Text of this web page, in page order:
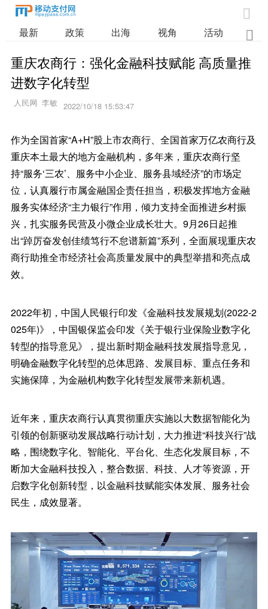

最新 政策 出海 视角 活动 业

重庆农商行：强化金融科技赋能 高质量推
进数字化转型
2022/10/18 15:53:47
作为全国首家“A+H”股上市农商行、全国首家万亿农商行及
重庆本土最大的地方金融机构，多年来，重庆农商行坚
持“服务‘三农’、服务中小企业、服务县域经济”的市场定
位，认真履行市属金融国企责任担当，积极发挥地方金融
服务实体经济“主力银行”作用，倾力支持全面推进乡村振
兴，扎实服务民营及小微企业成长壮大。9月26日起推
出“踔厉奋发创佳绩笃行不怠谱新篇”系列，全面展现重庆农
商行助推全市经济社会高质量发展中的典型举措和亮点成
效。
2022年初，中国人民银行印发《金融科技发展规划(2022-2
025年)》，中国银保监会印发《关于银行业保险业数字化
转型的指导意见》，提出新时期金融科技发展指导意见，
明确金融数字化转型的总体思路、发展目标、重点任务和
实施保障，为金融机构数字化转型发展带来新机遇。
近年来，重庆农商行认真贯彻重庆实施以大数据智能化为
引领的创新驱动发展战略行动计划，大力推进“科技兴行”战
略，围绕数字化、智能化、平台化、生态化发展目标，不
断加大金融科技投入，整合数据、科技、人才等资源，开
启数字化创新转型，以金融科技赋能实体发展、服务社会
民生，成效显著。